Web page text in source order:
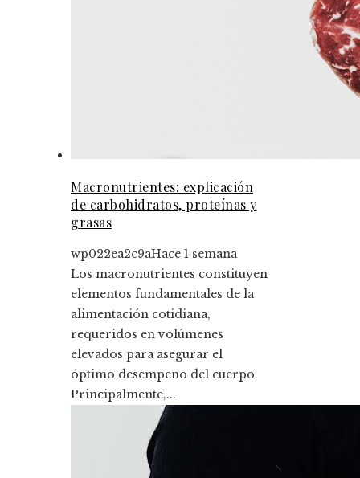
Macronutrientes: explicación
de carbohidratos, proteínas y
grasas
wp022ea2c9aHace 1 semana
Los macronutrientes constituyen
elementos fundamentales de la
alimentación cotidiana,
requeridos en volúmenes
elevados para asegurar el
óptimo desempeño del cuerpo.
Principalmente,...